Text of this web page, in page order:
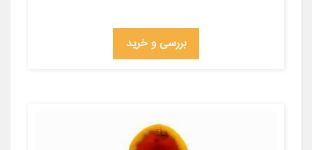
بررسی و خرید